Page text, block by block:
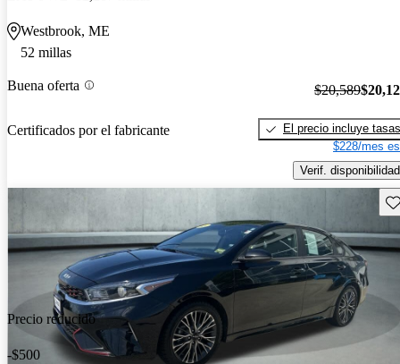
Westbrook, ME
52 millas
Buena oferta
Certificados por el fabricante
$20,589
El precio incluye tasas
$228/mes
Verif. disponibilidad
Precio reducido
-$500